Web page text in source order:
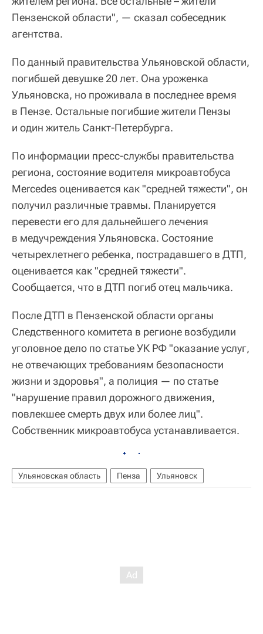
Пензенской области", — сказал собеседник
агентства.
По данный правительства Ульяновской области,
погибшей девушке 20 лет. Она уроженка
Ульяновска, но проживала в последнее время
в Пензе. Остальные погибшие жители Пензы
и один житель Санкт-Петербурга.
По информации пресс-службы правительства
региона, состояние водителя микроавтобуса
Mercedes оценивается как "средней тяжести", он
получил различные травмы. Планируется
перевести его для дальнейшего лечения
в медучреждения Ульяновска. Состояние
четырехлетнего ребенка, пострадавшего в ДТП,
оценивается как "средней тяжести".
Сообщается, что в ДТП погиб отец мальчика.
После ДТП в Пензенской области органы
Следственного комитета в регионе возбудили
уголовное дело по статье УК РФ "оказание услуг,
не отвечающих требованиям безопасности
жизни и здоровья", а полиция — по статье
"нарушение правил дорожного движения,
повлекшее смерть двух или более лиц".
Собственник микроавтобуса устанавливается.
Ульяновская область Пенза Ульяновск